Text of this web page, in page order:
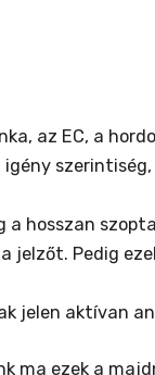
az EC, a
szerintiség,
a hosszan
jelzőt. Pedig
jelen aktívan
ma ezek a